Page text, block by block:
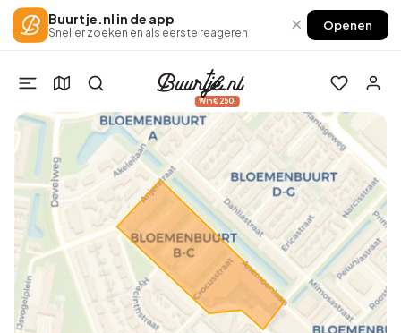
Buurtje.nl in de app
Sneller zoeken en als eerste reageren × Openen
Win €250!